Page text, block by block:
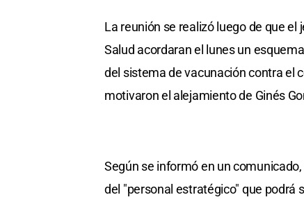
La reunión se realizó luego de que
Salud acordaran el lunes un
del sistema de vacunación contra el
motivaron el alejamiento de Ginés
Según se informó en un
del "personal estratégico" que podrá